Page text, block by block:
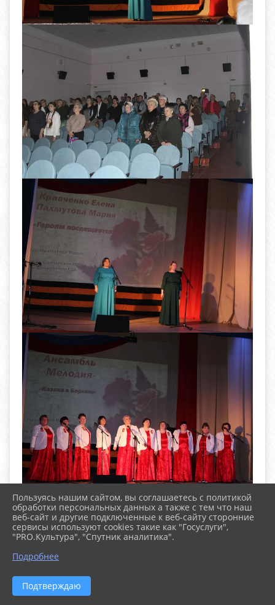
Пользуясь нашим сайтом, вы соглашаетесь с политикой
обработки персональных данных а также с тем что наш
веб-сайт и другие подключенные к веб-сайту сторонние
сервисы используют cookies такие как "Госуслуги",
"PRO.Культура", "Спутник аналитика".
Подробнее
Подтверждаю